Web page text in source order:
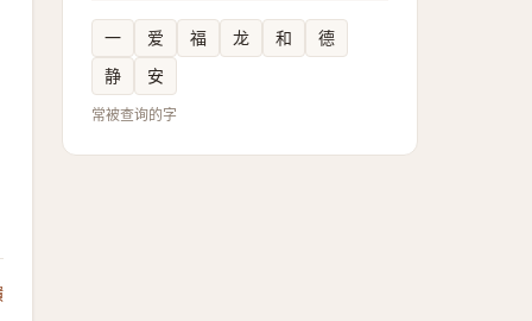
一 爱 福 龙 和
德
静
安
常被查询的字